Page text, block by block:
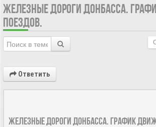
ЖЕЛЕЗНЫЕ ДОРОГИ ДОНБАССА.
ПОЕЗДОВ.
Ответить
Железные дороги Донбасса. График